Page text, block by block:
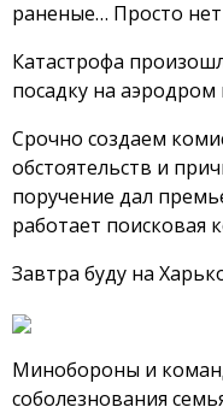
раненые… Просто нет
Катастрофа
посадку на аэродром
Срочно создаем
обстоятельств и
поручение дал
работает поисковая
Завтра буду на
Минобороны и
соболезнования